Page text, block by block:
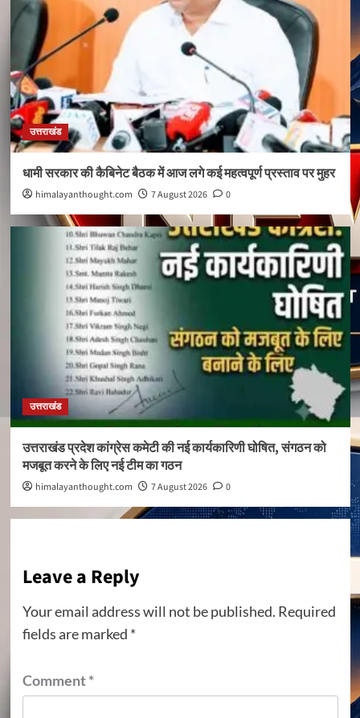
उत्तराखंड
धामी सरकार की कैबिनेट बैठक में आज लगे कई महत्वपूर्ण प्रस्ताव पर मुहर
himalayanthought.com 7 August 2026 0
उत्तराखंड
उत्तराखंड प्रदेश कांग्रेस कमेटी की नई कार्यकारिणी घोषित, संगठन को
मजबूत करने के लिए नई टीम का गठन
himalayanthought.com 7 August 2026 0
Leave a Reply
Your email address will not be published. Required
fields are marked *
Comment*